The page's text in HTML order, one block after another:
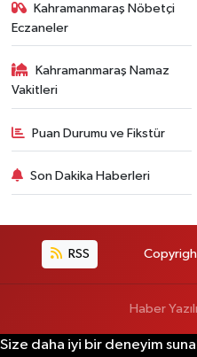
Kahramanmaraş Nöbetçi
Eczaneler
Kahramanmaraş Namaz
Vakitleri
Puan Durumu ve Fikstür
Son Dakika Haberleri
RSS
Haber
Size daha iyi bir deneyim